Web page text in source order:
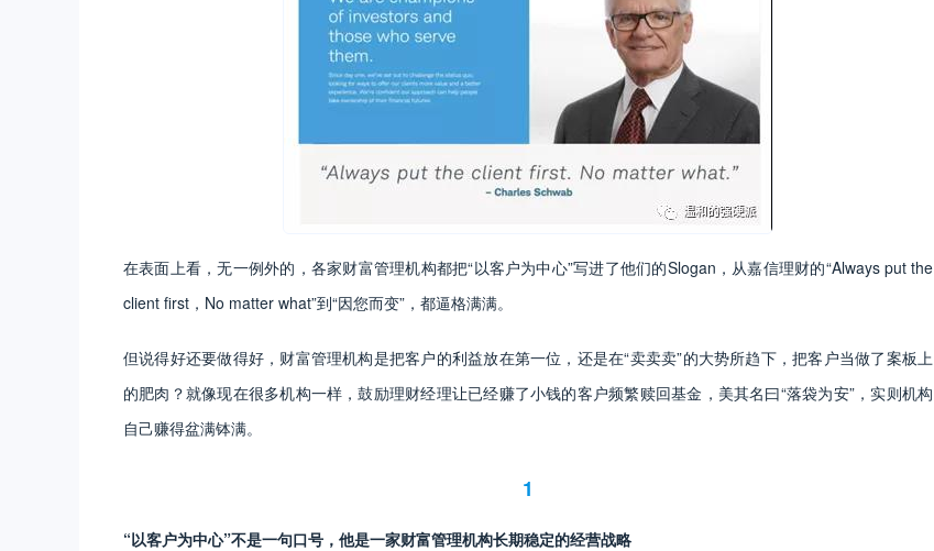
在表面上看，无一例外的，各家财富管理机构都把“以客户为中心”写进了他们的Slogan，从嘉信理财的“Always put the
client first，No matter what”到“因您而变”，都逼格满满。
但说得好还要做得好，财富管理机构是把客户的利益放在第一位，还是在“卖卖卖”的大势所趋下，把客户当做了案板上
的肥肉？就像现在很多机构一样，鼓励理财经理让已经赚了小钱的客户频繁赎回基金，美其名曰“落袋为安”，实则机构
自己赚得盆满钵满。
1
“以客户为中心”不是一句口号，他是一家财富管理机构长期稳定的经营战略